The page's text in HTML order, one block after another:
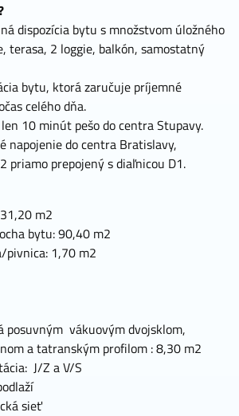
dispozícia bytu s množstvom úložného
terasa, 2 loggie, balkón, samostatný
bytu, ktorá zaručuje príjemné
celého dňa.
10 minút pešo do centra Stupavy.
napojenie do centra Bratislavy,
priamo prepojený s diaľnicou D1.
m2
bytu: 90,40 m2
pivnica: 1,70 m2
posuvným vákuovým dvojsklom,
a tatranským profilom : 8,30 m2
J/Z a V/S
sieť